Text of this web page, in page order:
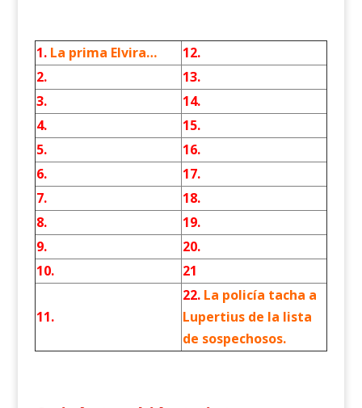
1.La prima Elvira…
12.
2.
13.
3.
14.
4.
15.
5.
16.
6.
17.
7.
18.
8.
19.
9.
20.
10.
21
11.
22. La policía tacha a
Lupertius de la lista
de sospechosos.